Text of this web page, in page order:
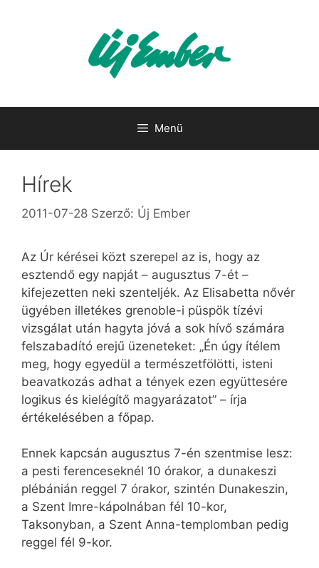
Menü
Hírek
2011-07-28 Szerző: Új Ember
Az Úr kérései közt szerepel az is, hogy az
esztendő egy napját – augusztus 7-ét –
kifejezetten neki szenteljék. Az Elisabetta nővér
ügyében illetékes grenoble-i püspök tízévi
vizsgálat után hagyta jóvá a sok hívő számára
felszabadító erejű üzeneteket: „Én úgy ítélem
meg, hogy egyedül a természetfölötti, isteni
beavatkozás adhat a tények ezen együttesére
logikus és kielégítő magyarázatot” – írja
értékelésében a főpap.
Ennek kapcsán augusztus 7-én szentmise lesz:
a pesti ferenceseknél 10 órakor, a dunakeszi
plébánián reggel 7 órakor, szintén Dunakeszin,
a Szent Imre-kápolnában fél 10-kor,
Taksonyban, a Szent Anna-templomban pedig
reggel fél 9-kor.